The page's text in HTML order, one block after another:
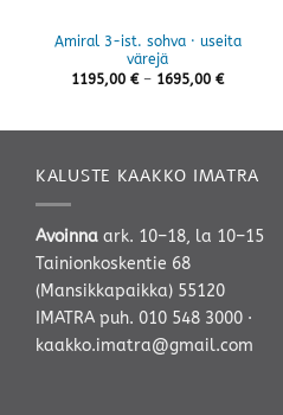
Amiral 3-ist. sohva · useita
värejä
1195,00 € – 1695,00 €
KALUSTE KAAKKO IMATRA
Avoinna ark. 10–18, la 10–15
Tainionkoskentie 68
(Mansikkapaikka) 55120
IMATRA puh. 010 548 3000 ·
kaakko.imatra@gmail.com